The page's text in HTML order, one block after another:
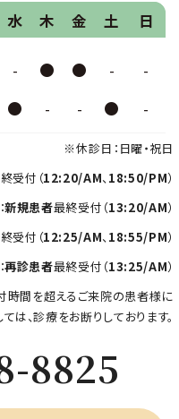
水 木 金 土
日
- ● ● -
-
● - - ● -
※休診日：日曜・祝日
受付（12:20/AM、 18:50/PM）
新規患者最終受付（13:20/AM）
受付（12:25/AM、 18:55/PM）
再診患者最終受付（13:25/AM）
時間を超えるご来院の患者様に
は、診療をお断りしております。
8825